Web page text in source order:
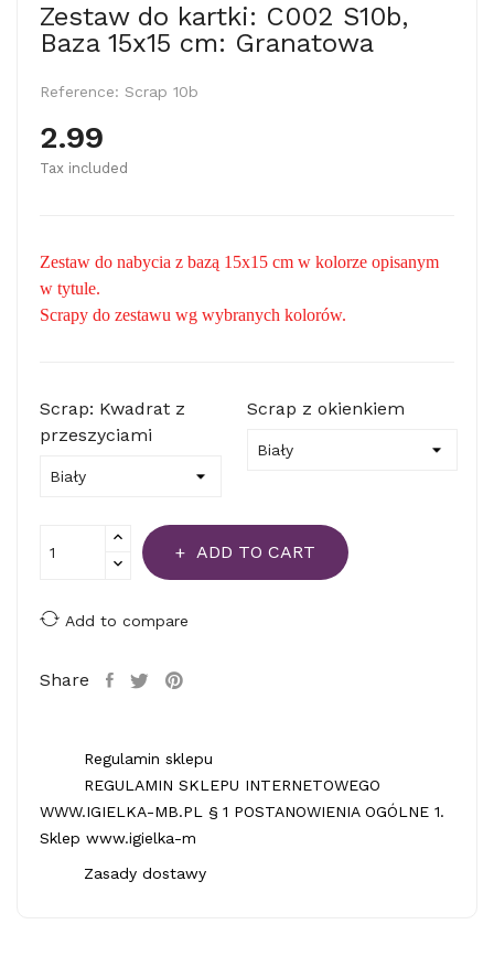
Zestaw do kartki: C002 S10b,
Baza 15x15 cm: Granatowa
Reference: Scrap 10b
2.99
Tax included
Zestaw do nabycia z bazą 15x15 cm w kolorze opisanym
w tytule.
Scrapy do zestawu wg wybranych kolorów.
Scrap: Kwadrat z
przeszyciami
Scrap z okienkiem
ADD TO CART
Add to compare
Share
Regulamin sklepu
REGULAMIN SKLEPU INTERNETOWEGO
WWW.IGIELKA-MB.PL § 1 POSTANOWIENIA OGÓLNE 1.
Sklep www.igielka-m
Zasady dostawy